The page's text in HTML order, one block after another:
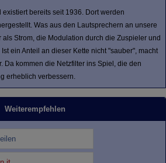
existiert bereits seit 1936. Dort werden
Was aus den Lautsprechern an unsere
Strom, die Modulation durch die Zuspieler und
ein Anteil an dieser Kette nicht "sauber", macht
Da kommen die Netzfilter ins Spiel, die den
erheblich verbessern.
Weiterempfehlen